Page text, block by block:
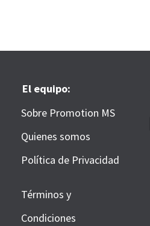
El equipo:
Sobre Promotion MS
Quienes somos
Política de Privacidad
Términos y
Condiciones